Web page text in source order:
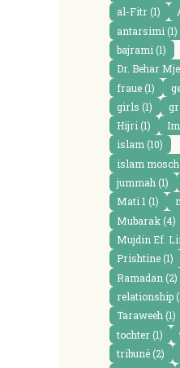
al-Fitr(1)
antarsimi (1)
bajrami (1)
Dr. Behar
fraue(1)
girls (1)
Hijri (1)
islam(10)
islam
jummah (1)
Mati 1(1)
Mubarak(4)
Mujdin Ef.
Prishtine(1)
Ramadan (2)
relationship
Taraweeh(1)
tochter(1)
tribunë(2)